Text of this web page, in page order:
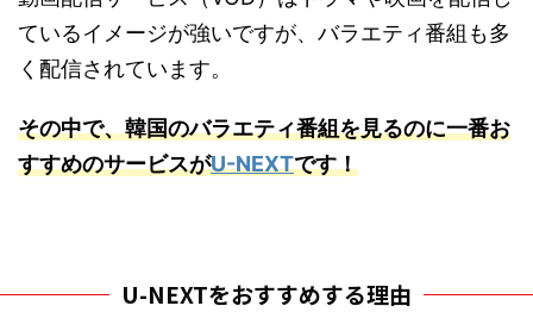
ているイメージが強いですが、バラエティ番組も多
く配信されています。
その中で、韓国のバラエティ番組を見るのに一番お
すすめのサービスがU-NEXTです！
U-NEXTをおすすめする理由